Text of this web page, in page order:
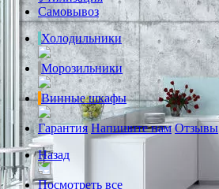
Самовывоз
Холодильники
Морозильники
Винные шкафы
Гарантия Напишите нам Отзывы
Назад
Посмотреть все